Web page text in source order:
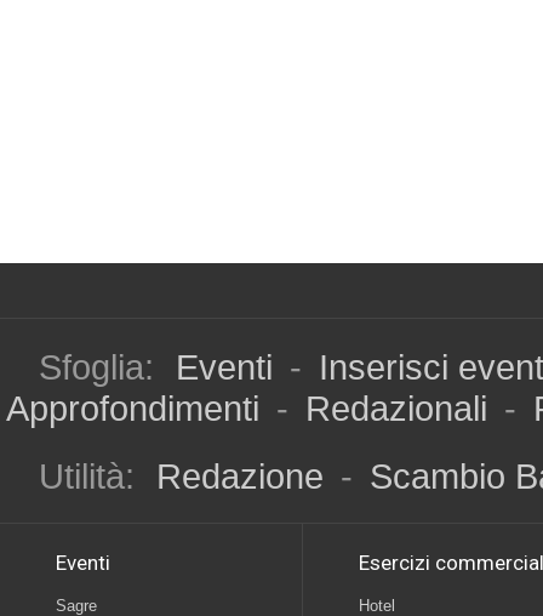
Sfoglia: Eventi - Inserisci
Approfondimenti - Redazionali -
Utilità:
Redazione - Scambio
Eventi
Sagre
Esercizi
Hotel